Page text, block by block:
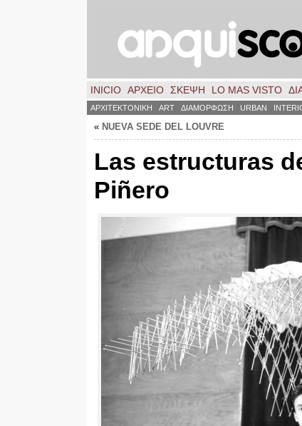
INICIO ΑΡΧΕΙΟ ΣΚΈΨΗ LO MAS VISTO
ΑΡΧΙΤΕΚΤΟΝΙΚΗ ART ΔΙΑΜΟΡΦΩΣΗ URBAN
« NUEVA SEDE DEL LOUVRE
Las estructuras
Piñero